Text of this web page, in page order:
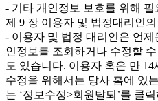
- 기타 개인정보 보호를 위해 필
제 9 장 이용자 및 법정대리인
- 이용자 및 법정 대리인은 언
인정보를 조회하거나 수정할
도 있습니다. 이용자 혹은 만
수정을 위해서는 당사 홈에 있
는 ‘정보수정>회원탈퇴’를 클